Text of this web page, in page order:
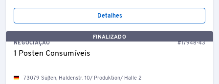
Detalhes
FINALIZADO
NEGOCIAÇÃO
#17948-43
1 Posten Consumíveis
73079 Süßen, Haldenstr. 10/ Produktion/ Halle 2